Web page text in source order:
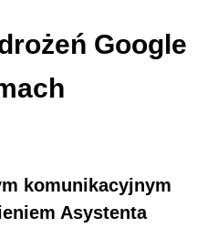
Google
komunikacyjnym
Asystenta